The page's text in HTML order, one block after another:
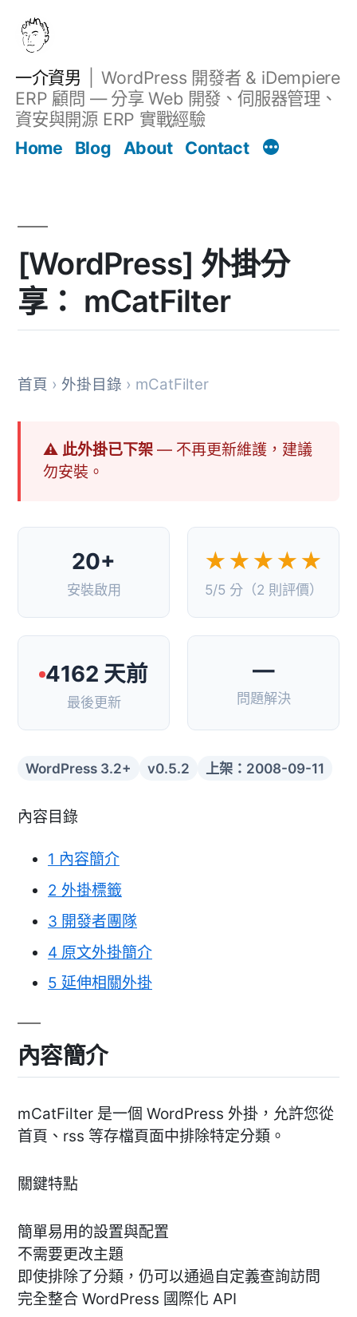
一介資男
WordPress 開發者 & iDempiere
ERP 顧問 — 分享 Web 開發、伺服器管理、
資安與開源 ERP 實戰經驗
Home
Blog About Contact
[WordPress] 外掛分
享： mCatFilter
首頁 › 外掛目錄 › mCatFilter
⚠ 此外掛已下架— 不再更新維護，建議
勿安裝。
20+
安裝啟用
★★★★★
5/5 分（2 則評價）
4162 天前
最後更新
—
問題解決
WordPress 3.2+ v0.5.2 上架：2008-09-11
內容目錄
1 內容簡介
2 外掛標籤
3 開發者團隊
4 原文外掛簡介
5 延伸相關外掛
內容簡介
mCatFilter 是一個 WordPress 外掛，允許您從
首頁、rss 等存檔頁面中排除特定分類。
關鍵特點
簡單易用的設置與配置
不需要更改主題
即使排除了分類，仍可以通過自定義查詢訪問
完全整合 WordPress 國際化 API
文章